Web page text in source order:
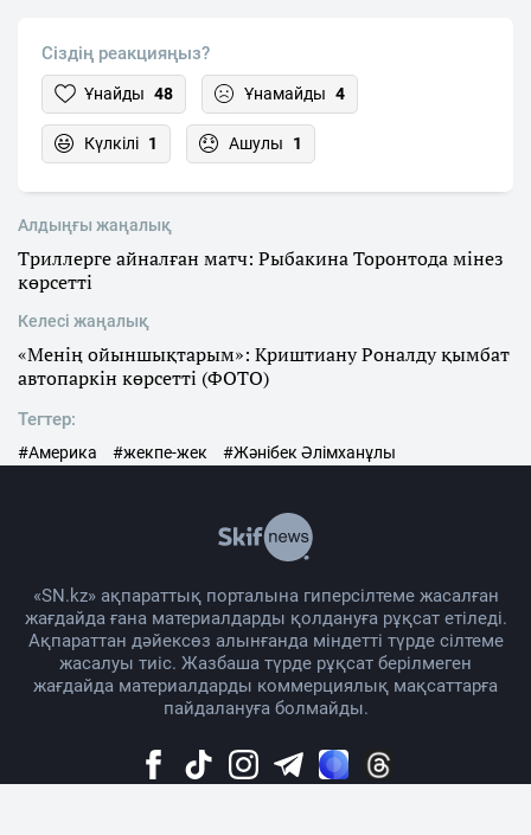
Сіздің реакцияңыз?
Ұнайды 48 Ұнамайды 4
Күлкілі 1 Ашулы 1
Алдыңғы жаңалық
Триллерге айналған матч: Рыбакина Торонтода мінез
көрсетті
Келесі жаңалық
«Менің ойыншықтарым»: Криштиану Роналду қымбат
автопаркін көрсетті (ФОТО)
Тегтер:
#Америка #жекпе-жек #Жәнібек Әлімханұлы
«SN.kz» ақпараттық порталына гиперсілтеме жасалған
жағдайда ғана материалдарды қолдануға рұқсат етіледі.
Ақпараттан дәйексөз алынғанда міндетті түрде сілтеме
жасалуы тиіс. Жазбаша түрде рұқсат берілмеген
жағдайда материалдарды коммерциялық мақсаттарға
пайдалануға болмайды.